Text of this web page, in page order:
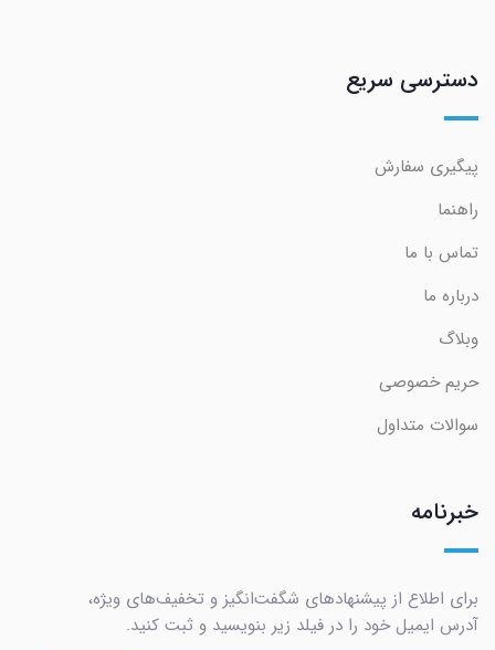
دسترسی سریع
پیگیری سفارش
راهنما
تماس با ما
درباره ما
وبلاگ
حریم خصوصی
سوالات متداول
خبرنامه
برای اطلاع از پیشنهادهای شگفت‌انگیز و تخفیف‌های ویژه،
آدرس ایمیل خود را در فیلد زیر بنویسید و ثبت کنید.